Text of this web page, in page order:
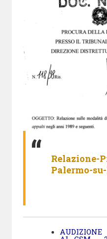
Relazione-
Palermo-
AUDIZIONE